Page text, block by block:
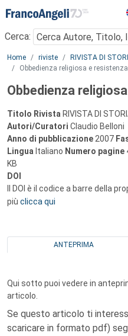
Menu
Cerca:
Main content
Home riviste RIVISTA DI
Obbedienza religiosa e
Obbedienza
Titolo Rivista RIVISTA DI
Autori/Curatori Claudio Belloni
Anno di pubblicazione 2007
Lingua Italiano Numero pagine
KB
DOI
Il DOI è il codice a barre della
più clicca qui
ANTEPRIMA
Qui sotto puoi vedere in
articolo.
Se questo articolo ti
scaricare in formato pdf)